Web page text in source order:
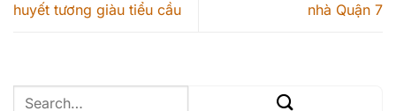
huyết tương giàu tiểu cầu
nhà Quận 7